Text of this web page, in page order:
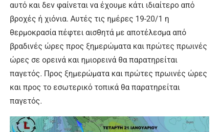
αυτό και δεν φαίνεται να έχουμε κάτι ιδιαίτερο από
βροχές ή χιόνια. Αυτές τις ημέρες 19-20/1 η
θερμοκρασία πέφτει αισθητά με αποτέλεσμα από
βραδινές ώρες προς ξημερώματα και πρώτες πρωινές
ώρες σε ορεινά και ημιορεινά θα παρατηρείται
παγετός. Προς ξημερώματα και πρώτες πρωινές ώρες
και προς το εσωτερικό τοπικά θα παρατηρείται
παγετός.